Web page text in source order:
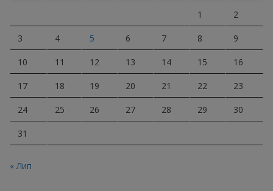
1 2
3 4 5 6 7 8 9
10 11 12 13 14 15 16
17 18 19 20 21 22 23
24 25 26 27 28 29 30
31
« Лип